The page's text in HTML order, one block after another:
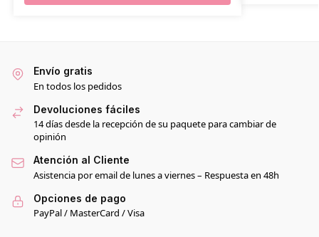
Envío gratis
En todos los pedidos
Devoluciones fáciles
14 días desde la recepción de su paquete para cambiar de
opinión
Atención al Cliente
Asistencia por email de lunes a viernes – Respuesta en 48h
Opciones de pago
PayPal / MasterCard / Visa